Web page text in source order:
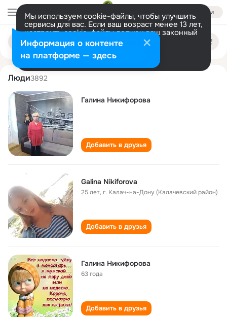
Войти
Мы используем cookie-файлы, чтобы улучшить
сервисы для вас. Если ваш возраст менее 13 лет,
настроить cookie-файлы должен ваш законный
представитель. Больше информации
Разрешить все Настроить
Поиск
людям
galina nikiforova
Люди3892
Галина Никифорова
Добавить в друзья
Galina Nikiforova
25 лет,г. Калач-на-Дону (Калачевский район)
Добавить в друзья
Галина Никифорова
63 года
Добавить в друзья
Информация о контенте
на платформе — здесь